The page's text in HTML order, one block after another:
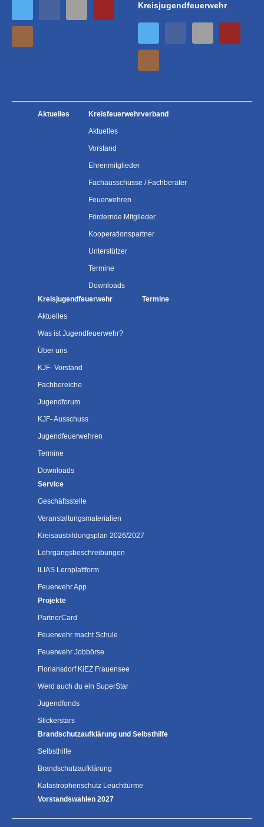
Kreisjugendfeuerwehr
Aktuelles Kreisfeuerwehrverband
Aktuelles
Vorstand
Ehrenmitglieder
Fachausschüsse / Fachberater
Feuerwehren
Fördernde Mitglieder
Kooperationspartner
Unterstützer
Termine
Downloads
Kreisjugendfeuerwehr
Aktuelles
Was ist Jugendfeuerwehr?
Über uns
KJF- Vorstand
Fachbereiche
Jugendforum
KJF- Ausschuss
Jugendfeuerwehren
Termine
Downloads
Termine
Service
Geschäftsstelle
Veranstaltungsmaterialien
Kreisausbildungsplan 2026/2027
Lehrgangsbeschreibungen
ILIAS Lernplattform
Feuerwehr App
Projekte
PartnerCard
Feuerwehr macht Schule
Feuerwehr Jobbörse
Floriansdorf KiEZ Frauensee
Werd auch du ein SuperStar
Jugendfonds
Stickerstars
Brandschutzaufklärung und Selbsthilfe
Selbsthilfe
Brandschutzaufklärung
Katastrophenschutz Leuchttürme
Vorstandswahlen 2027